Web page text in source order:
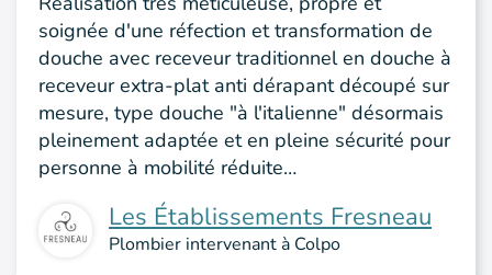
soignée d'une réfection et transformation de
douche avec receveur traditionnel en douche à
receveur extra-plat anti dérapant découpé sur
mesure, type douche "à l'italienne" désormais
pleinement adaptée et en pleine sécurité pour
personne à mobilité réduite…
Les Établissements Fresneau
Plombier intervenant à Colpo